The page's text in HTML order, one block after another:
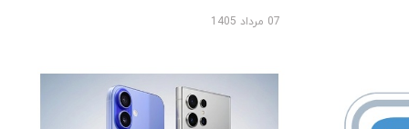
07 مرداد 1405